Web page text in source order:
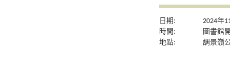
日期:
2024年
時間:
圖書館
地點:
調景嶺